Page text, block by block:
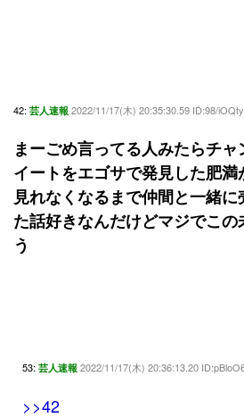
42: 芸人速報 2022/11/17(木) 20:35:30.59 ID:98/
まーごめ言ってる人みたらチ
イートをエゴサで発見した肥
見れなくなるまで仲間と一緒
た話好きなんだけどマジでこ
う
53: 芸人速報 2022/11/17(木) 20:36:13.20
>>42